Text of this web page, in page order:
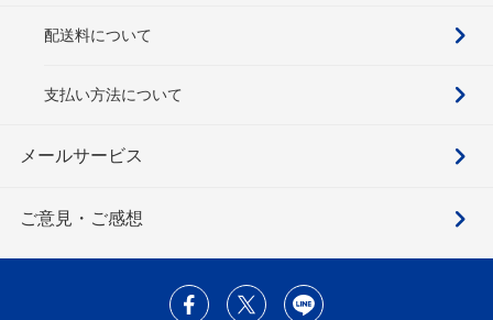
配送料について
支払い方法について
メールサービス
ご意見・ご感想